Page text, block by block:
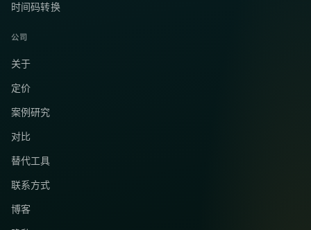
时间码转换
公司
关于
定价
案例研究
对比
替代工具
联系方式
博客